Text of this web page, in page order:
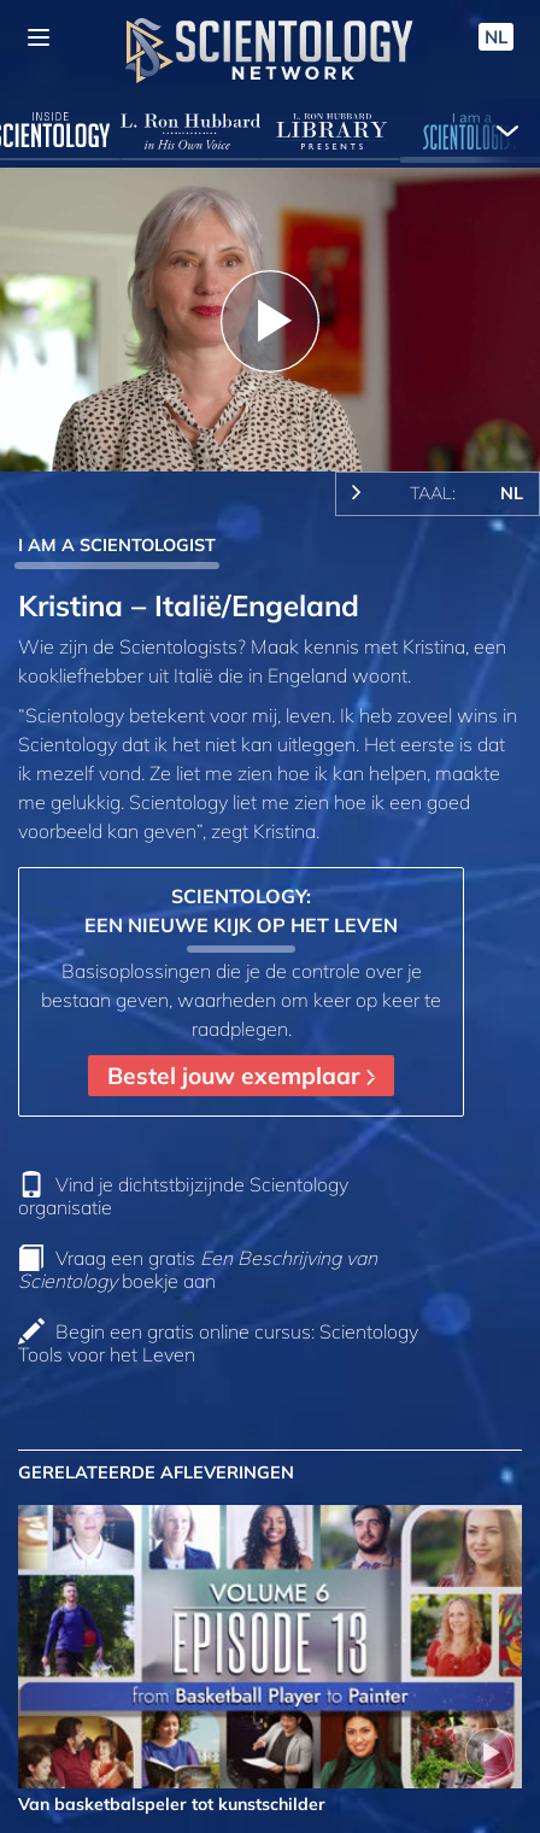
NL
Play
Video
TAAL: NL
I AM A SCIENTOLOGIST
Kristina – Italië/Engeland
Wie zijn de Scientologists? Maak kennis met Kristina, een
kookliefhebber uit Italië die in Engeland woont.
“Scientology betekent voor mij, leven. Ik heb zoveel wins in
Scientology dat ik het niet kan uitleggen. Het eerste is dat
ik mezelf vond. Ze liet me zien hoe ik kan helpen, maakte
me gelukkig. Scientology liet me zien hoe ik een goed
voorbeeld kan geven”, zegt Kristina.
SCIENTOLOGY:
EEN NIEUWE KIJK OP HET LEVEN
Basisoplossingen die je de controle over je
bestaan geven, waarheden om keer op keer te
raadplegen.
Bestel jouw exemplaar
Vind je dichtstbijzijnde Scientology
organisatie
Vraag een gratis Een Beschrijving van
Scientologyboekje aan
Begin een gratis online cursus: Scientology
Tools voor het Leven
GERELATEERDE AFLEVERINGEN
Van basketbalspeler tot kunstschilder